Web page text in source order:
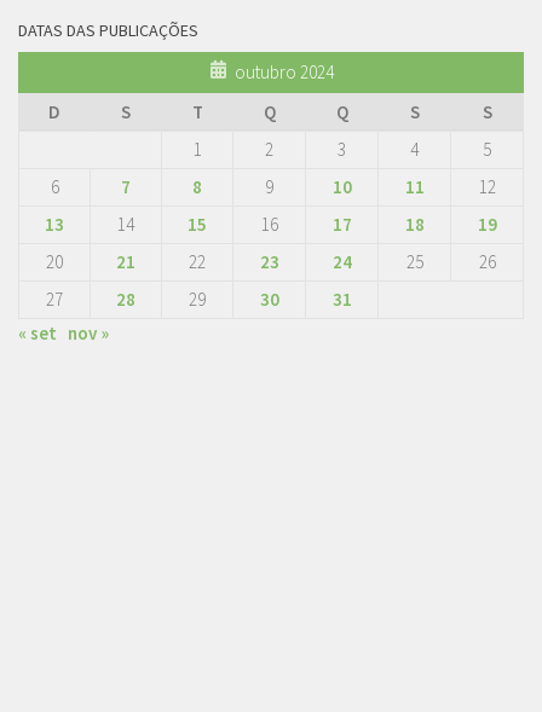
DATAS DAS PUBLICAÇÕES
outubro 2024
D
S T Q Q S
S
1
2 3 4
5
6
7 8 9 10 11
12
13
14 15 16 17 18
19
20
21 22 23 24 25
26
27
28 29 30
31
« set nov »